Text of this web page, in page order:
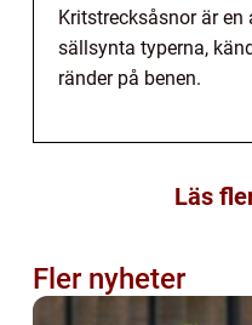
Kritstrecksåsnor är
sällsynta typerna,
ränder på benen.
Läs
Fler nyheter